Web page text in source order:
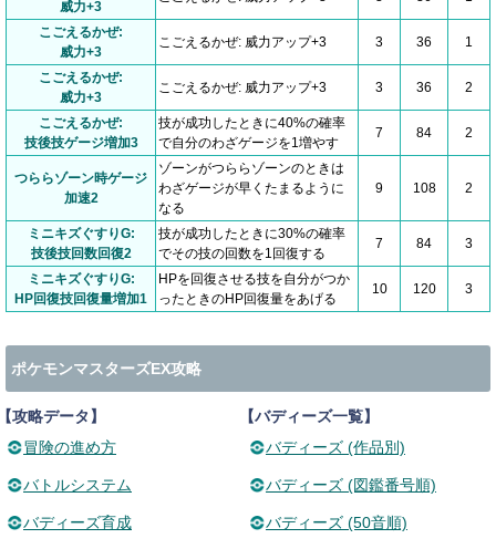
威力+3
こごえるかぜ:
威力+3
こごえるかぜ: 威力アップ+3 3 36 1
こごえるかぜ:
威力+3
こごえるかぜ: 威力アップ+3 3 36 2
こごえるかぜ:
技後技ゲージ増加3
技が成功したときに40%の確率
で自分のわざゲージを1増やす
7 84 2
つららゾーン時ゲージ
加速2
ゾーンがつららゾーンのときは
わざゲージが早くたまるように
なる
9 108 2
ミニキズぐすりG:
技後技回数回復2
技が成功したときに30%の確率
でその技の回数を1回復する
7 84 3
ミニキズぐすりG:
HP回復技回復量増加1
HPを回復させる技を自分がつか
ったときのHP回復量をあげる
10 120 3
ポケモンマスターズEX攻略
攻略データ】
冒険の進め方
バトルシステム
バディーズ育成
【バディーズ一覧】
バディーズ (作品別)
バディーズ (図鑑番号順)
バディーズ (50音順)